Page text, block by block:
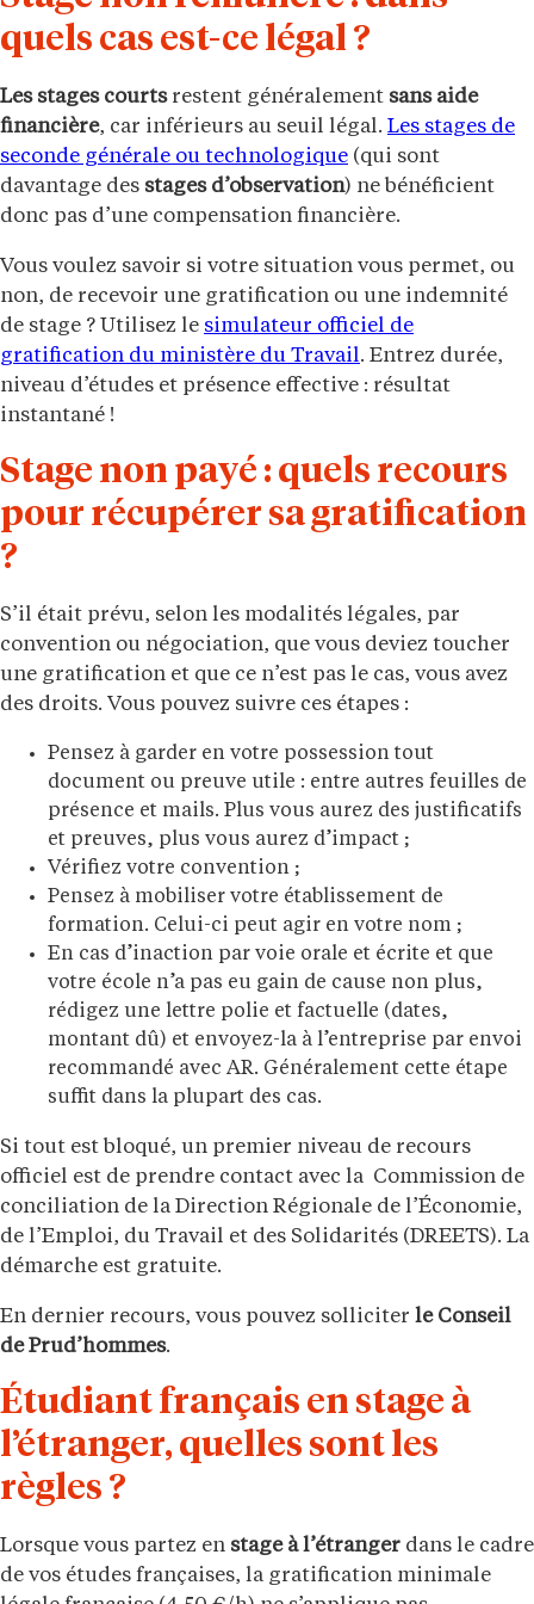
quels cas est-ce légal ?
Les stages courtsrestent généralement sans aide
financière, car inférieurs au seuil légal. Les stages de
seconde générale ou technologique (qui sont
davantage des stages d’observation) ne bénéficient
donc pas d’une compensation financière.
Vous voulez savoir si votre situation vous permet, ou
non, de recevoir une gratification ou une indemnité
de stage ? Utilisez le simulateur officiel de
gratification du ministère du Travail. Entrez durée,
niveau d’études et présence effective : résultat
instantané !
Stage non payé : quels recours
pour récupérer sa gratification
?
S’il était prévu, selon les modalités légales, par
convention ou négociation, que vous deviez toucher
une gratification et que ce n’est pas le cas, vous avez
des droits. Vous pouvez suivre ces étapes :
Pensez à garder en votre possession tout
document ou preuve utile : entre autres feuilles de
présence et mails. Plus vous aurez des justificatifs
et preuves, plus vous aurez d’impact ;
Vérifiez votre convention ;
Pensez à mobiliser votre établissement de
formation. Celui-ci peut agir en votre nom ;
En cas d’inaction par voie orale et écrite et que
votre école n’a pas eu gain de cause non plus,
rédigez une lettre polie et factuelle (dates,
montant dû) et envoyez-la à l’entreprise par envoi
recommandé avec AR. Généralement cette étape
suffit dans la plupart des cas.
Si tout est bloqué, un premier niveau de recours
officiel est de prendre contact avec la Commission de
conciliation de la Direction Régionale de l’Économie,
de l’Emploi, du Travail et des Solidarités (DREETS). La
démarche est gratuite.
En dernier recours, vous pouvez solliciter le Conseil
de Prud’hommes.
Étudiant français en stage à
l’étranger, quelles sont les
règles ?
Lorsque vous partez en stage à l’étranger dans le cadre
de vos études françaises, la gratification minimale